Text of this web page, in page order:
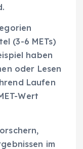
(3-6 METs)
haben
oder Lesen
Laufen
Wert
im